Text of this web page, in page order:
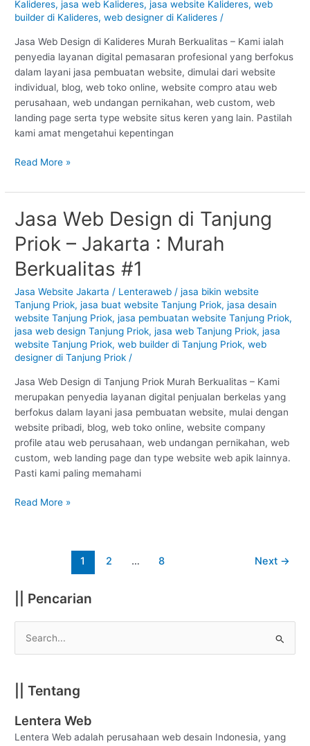
Kalideres,jasa web Kalideres,jasa website Kalideres,web
builder di Kalideres,web designer di Kalideres /
Jasa Web Design di Kalideres Murah Berkualitas – Kami ialah
penyedia layanan digital pemasaran profesional yang berfokus
dalam layani jasa pembuatan website, dimulai dari website
individual, blog, web toko online, website compro atau web
perusahaan, web undangan pernikahan, web custom, web
landing page serta type website situs keren yang lain. Pastilah
kami amat mengetahui kepentingan
Murah
Berkualitas
#1
Read More »
Jasa Web Design di Tanjung
Priok – Jakarta : Murah
Berkualitas #1
Jasa Website Jakarta / Lenteraweb /jasa bikin website
Tanjung Priok,jasa buat website Tanjung Priok,jasa desain
website Tanjung Priok,jasa pembuatan website Tanjung Priok,
jasa web design Tanjung Priok,jasa web Tanjung Priok,jasa
website Tanjung Priok,web builder di Tanjung Priok,web
designer di Tanjung Priok /
Jasa Web Design di Tanjung Priok Murah Berkualitas – Kami
merupakan penyedia layanan digital penjualan berkelas yang
berfokus dalam layani jasa pembuatan website, mulai dengan
website pribadi, blog, web toko online, website company
profile atau web perusahaan, web undangan pernikahan, web
custom, web landing page dan type website web apik lainnya.
Pasti kami paling memahami
Jasa
Web
Design
di
Tanjung
Priok
–
Jakarta
:
Murah
Berkualitas
#1
Read More »
1 2 … 8 Next →
|| Pencarian
r
c
h
|| Tentang
Lentera Web
Lentera Web adalah perusahaan web desain Indonesia, yang